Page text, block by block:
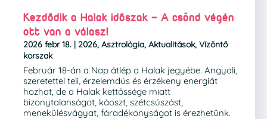
Kezdődik a Halak időszak – A csönd végén
ott van a válasz!
2026 febr 18. | 2026, Asztrológia, Aktualitások, Vízöntő
korszak
Február 18-án a Nap átlép a Halak jegyébe. Angyali,
szeretettel teli, érzelemdús és érzékeny energiát
hozhat, de a Halak kettőssége miatt
bizonytalanságot, káoszt, szétcsúszást,
menekülésvágyat, fáradékonyságot is érezhetünk.